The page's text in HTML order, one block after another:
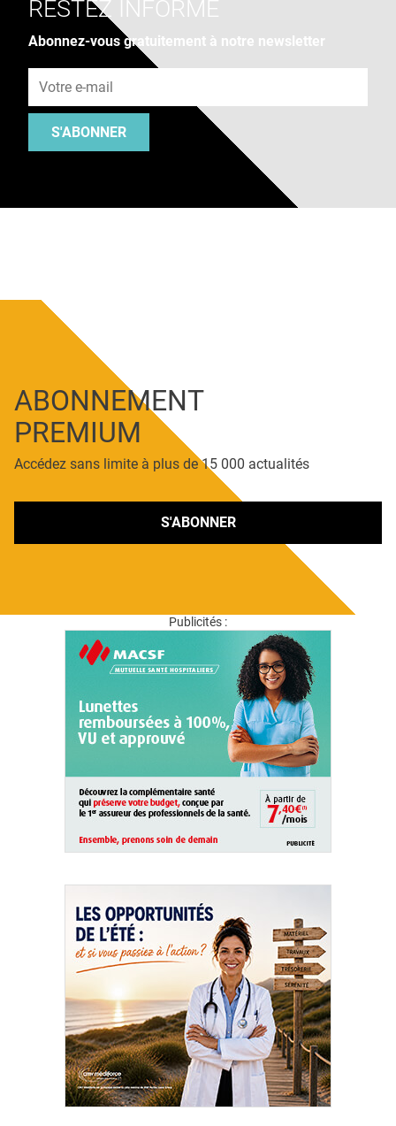
RESTEZ INFORMÉ
Abonnez-vous gratuitement à notre newsletter
S'ABONNER
ABONNEMENT
PREMIUM
Accédez sans limite à plus de 15 000 actualités
S'ABONNER
Publicités :